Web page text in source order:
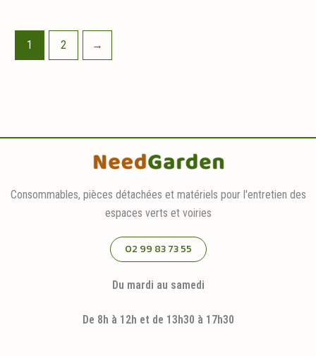
1 2 →
Consommables, pièces détachées et matériels pour l'entretien des
espaces verts et voiries
02 99 83 73 55
Du mardi au samedi
De 8h à 12h et de 13h30 à 17h30